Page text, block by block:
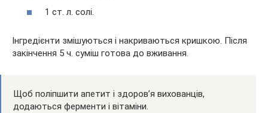
1 ст. л. солі.
Інгредієнти змішуються і накриваються кришкою. Після
закінчення 5 ч. суміш готова до вживання.
Щоб поліпшити апетит і здоров’я вихованців,
додаються ферменти і вітаміни.